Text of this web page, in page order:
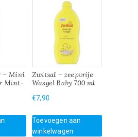
– Mini
Mint-
Zwitsal – zeepvrije
Wasgel Baby 700 ml
€7,90
Toevoegen aan
winkelwagen